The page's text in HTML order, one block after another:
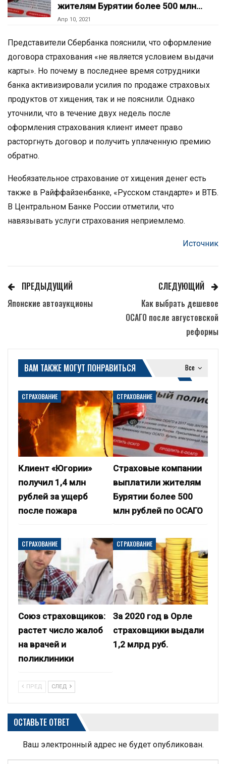
жителям Бурятии более 500 млн…
Апр 10, 2021
Представители Сбербанка пояснили, что оформление
договора страхования «не является условием выдачи
карты». Но почему в последнее время сотрудники
банка активизировали усилия по продаже страховых
продуктов от хищения, так и не пояснили. Однако
уточнили, что в течение двух недель после
оформления страхования клиент имеет право
расторгнуть договор и получить уплаченную премию
обратно.
Необязательное страхование от хищения денег есть
также в Райффайзенбанке, «Русском стандарте» и ВТБ.
В Центральном Банке России отметили, что
навязывать услуги страхования неприемлемо.
Источник
ПРЕДЫДУЩИЙ
Японские автоаукционы
СЛЕДУЮЩИЙ
Как выбрать дешевое
ОСАГО после августовской
реформы
Все
ВАМ ТАКЖЕ МОГУТ ПОНРАВИТЬСЯ
СТРАХОВАНИЕ
Клиент «Югории»
получил 1,4 млн
рублей за ущерб
после пожара
СТРАХОВАНИЕ
Страховые компании
выплатили жителям
Бурятии более 500
млн рублей по ОСАГО
СТРАХОВАНИЕ
Союз страховщиков:
растет число жалоб
на врачей и
поликлиники
СТРАХОВАНИЕ
За 2020 год в Орле
страховщики выдали
1,2 млрд руб.
ПРЕД СЛЕД
ОСТАВЬТЕ ОТВЕТ
Ваш электронный адрес не будет опубликован.